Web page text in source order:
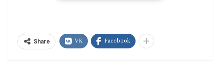
de Miranda y la Plaza Bolívar, municipio Chacao.
En dicho procedimiento se incautaron bombas
Share VK Facebook